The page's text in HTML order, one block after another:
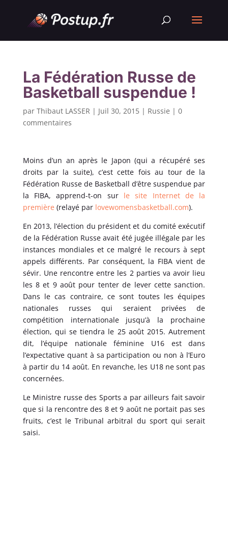
La Fédération Russe de
Basketball suspendue !
par Thibaut LASSER | Juil 30, 2015| Russie | 0
commentaires
Moins d’un an après le Japon (qui a récupéré ses
droits par la suite), c’est cette fois au tour de la
Fédération Russe de Basketball d’être suspendue par
la FIBA, apprend-t-on sur le site Internet de la
première (relayé par lovewomensbasketball.com).
En 2013, l’élection du président et du comité exécutif
de la Fédération Russe avait été jugée illégale par les
instances mondiales et ce malgré le recours à sept
appels différents. Par conséquent, la FIBA vient de
sévir. Une rencontre entre les 2 parties va avoir lieu
les 8 et 9 août pour tenter de lever cette sanction.
Dans le cas contraire, ce sont toutes les équipes
nationales russes qui seraient privées de
compétition internationale jusqu’à la prochaine
élection, qui se tiendra le 25 août 2015. Autrement
dit, l’équipe nationale féminine U16 est dans
l’expectative quant à sa participation ou non à l’Euro
à partir du 14 août. En revanche, les U18 ne sont pas
concernées.
Le Ministre russe des Sports a par ailleurs fait savoir
que si la rencontre des 8 et 9 août ne portait pas ses
fruits, c’est le Tribunal arbitral du sport qui serait
saisi.